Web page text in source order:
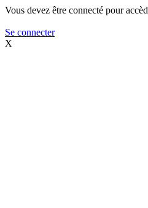
Vous devez être connecté pour
Se connecter
X